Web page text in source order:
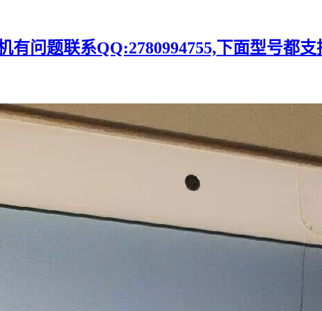
问题联系QQ:2780994755,下面型号都支